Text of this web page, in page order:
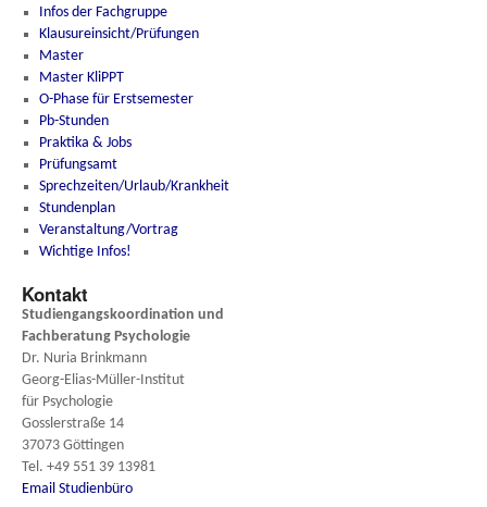
Infos der Fachgruppe
Klausureinsicht/Prüfungen
Master
Master KliPPT
O-Phase für Erstsemester
Pb-Stunden
Praktika & Jobs
Prüfungsamt
Sprechzeiten/Urlaub/Krankheit
Stundenplan
Veranstaltung/Vortrag
Wichtige Infos!
Kontakt
Studiengangskoordination und
Fachberatung Psychologie
Dr. Nuria Brinkmann
Georg-Elias-Müller-Institut
für Psychologie
Gosslerstraße 14
37073 Göttingen
Tel. +49 551 39 13981
Email Studienbüro